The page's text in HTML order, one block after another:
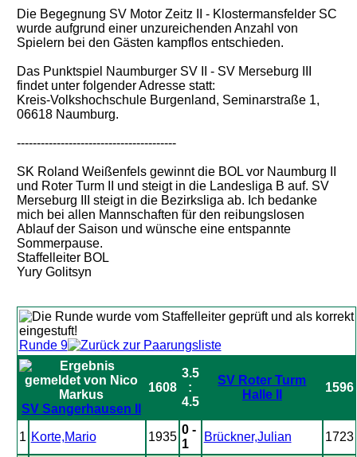
Die Begegnung SV Motor Zeitz II - Klostermansfelder SC
wurde aufgrund einer unzureichenden Anzahl von
Spielern bei den Gästen kampflos entschieden.
Das Punktspiel Naumburger SV II - SV Merseburg III
findet unter folgender Adresse statt:
Kreis-Volkshochschule Burgenland, Seminarstraße 1,
06618 Naumburg.
----------------------------------------
SK Roland Weißenfels gewinnt die BOL vor Naumburg II
und Roter Turm II und steigt in die Landesliga B auf. SV
Merseburg III steigt in die Bezirksliga ab. Ich bedanke
mich bei allen Mannschaften für den reibungslosen
Ablauf der Saison und wünsche eine entspannte
Sommerpause.
Staffelleiter BOL
Yury Golitsyn
Runde 9
SV Sangerhausen II
1608
3.5
:
4.5
SV Roter Turm
Halle II
1596
1 Korte,Mario 1935
0 -
1
Brückner,Julian 1723